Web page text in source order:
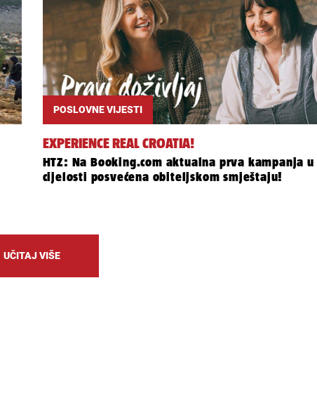
POSLOVNE VIJESTI
EXPERIENCE REAL CROATIA!
HTZ: Na Booking.com aktualna prva kampanja u
cijelosti posvećena obiteljskom smještaju!
UČITAJ VIŠE